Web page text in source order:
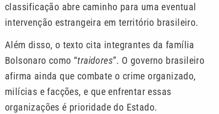
classificação abre caminho para uma eventual
intervenção estrangeira em território brasileiro.
Além disso, o texto cita integrantes da família
Bolsonaro como “traidores”. O governo brasileiro
afirma ainda que combate o crime organizado,
milícias e facções, e que enfrentar essas
organizações é prioridade do Estado.